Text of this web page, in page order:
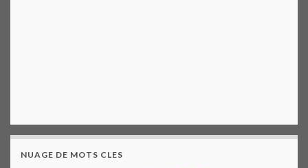
NUAGE DE MOTS CLES